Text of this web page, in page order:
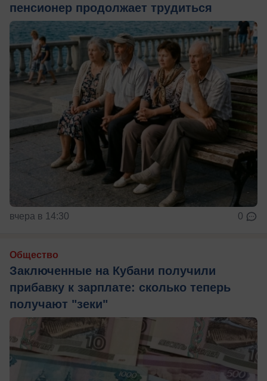
пенсионер продолжает трудиться
вчера в 14:30 0
Общество
Заключенные на Кубани получили
прибавку к зарплате: сколько теперь
получают "зеки"